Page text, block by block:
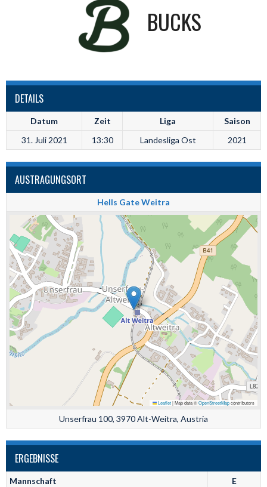
BUCKS
DETAILS
Datum Zeit Liga
Saison
31. Juli 2021
13:30 Landesliga Ost 2021
AUSTRAGUNGSORT
Hells Gate Weitra
Leaflet|Map data ©OpenStreetMapcontributors
Unserfrau 100, 3970 Alt-Weitra, Austria
ERGEBNISSE
Mannschaft
E